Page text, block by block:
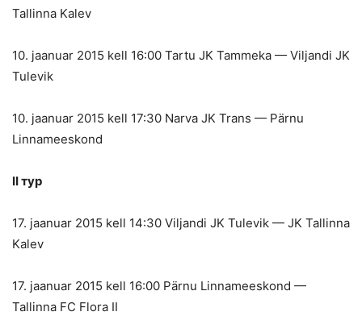
Tallinna Kalev
10. jaanuar 2015 kell 16:00 Tartu JK Tammeka — Viljandi JK
Tulevik
10. jaanuar 2015 kell 17:30 Narva JK Trans — Pärnu
Linnameeskond
II тур
17. jaanuar 2015 kell 14:30 Viljandi JK Tulevik — JK Tallinna
Kalev
17. jaanuar 2015 kell 16:00 Pärnu Linnameeskond —
Tallinna FC Flora II